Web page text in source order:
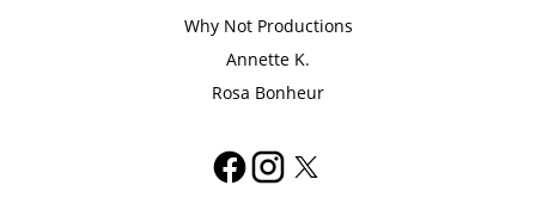
Why Not Productions
Annette K.
Rosa Bonheur